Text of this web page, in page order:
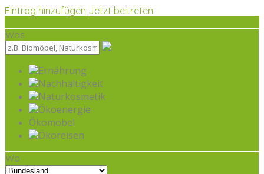
Eintrag hinzufügen Jetzt beitreten
Was
Ernährung
Nachhaltigkeit
Naturkosmetik
Ökoenergie
Ökomöbel
Ökoreisen
Wo